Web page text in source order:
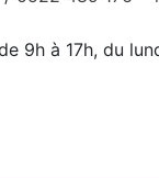
9h à 17h, du